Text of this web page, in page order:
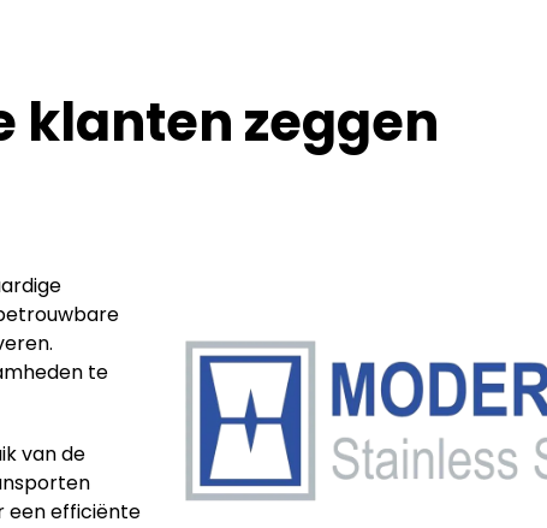
klanten zeggen
te
van de
een efficiënte